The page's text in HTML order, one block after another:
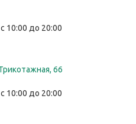
10:00 до 20:00
66
10:00 до 20:00